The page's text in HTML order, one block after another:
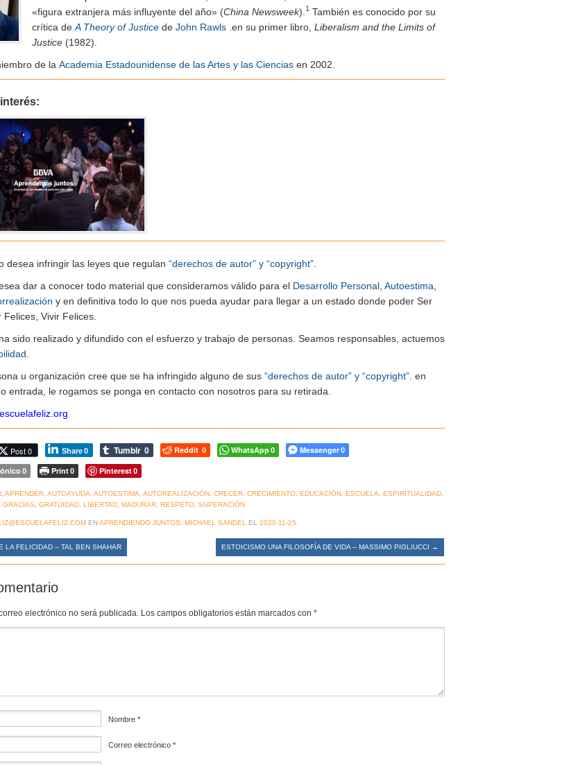
«figura extranjera más influyente del año» (China Newsweek). 1 ​ También es conocido por su
crítica de A Theory of Justice de John Rawls .en su primer libro, Liberalism and the Limits of
Justice (1982).
de la Academia Estadounidense de las Artes y las Ciencias en 2002.
desea infringir las leyes que regulan “derechos de autor” y “copyright”.
dar a conocer todo material que consideramos válido para el Desarrollo Personal Autoestima
y en definitiva todo lo que nos pueda ayudar para llegar a un estado donde poder Ser
Felices, Vivir Felices.
sido realizado y difundido con el esfuerzo y trabajo de personas. Seamos responsables, actuemos
u organización cree que se ha infringido alguno de sus “derechos de autor” y “copyright”. en
entrada, le rogamos se ponga en contacto con nosotros para su retirada.
Post 0 Share0 Tumblr 0 Reddit 0 WhatsApp0 Messenger0
0 Print0 Pinterest0
APRENDER AUTOAYUDA AUTOESTIMA AUTOREALIZACIÓN CRECER CRECIMIENTO EDUCACIÓN ESCUELA ESPIRITUALIDAD
GRACIAS GRATUIDAD LIBERTAD MADURAR RESPETO SUPERACIÓN
ENAPRENDIENDO JUNTOS MICHAEL SANDEL EL 2020-11-25
LA FELICIDAD – TAL BEN SHAHAR ESTOICISMO UNA FILOSOFÍA DE VIDA – MASSIMO PIGLIUCCI →
electrónico no será publicada. Los campos obligatorios están marcados con *
Nombre *
Correo electrónico *